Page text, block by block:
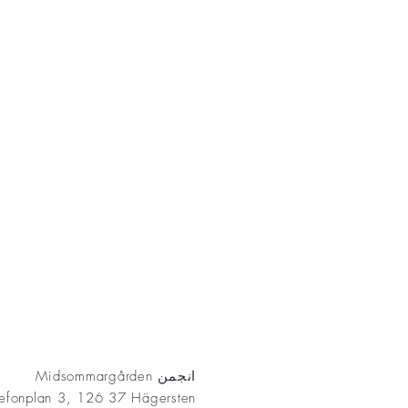
انجمن Midsommargården
3, 126 37 Hägersten